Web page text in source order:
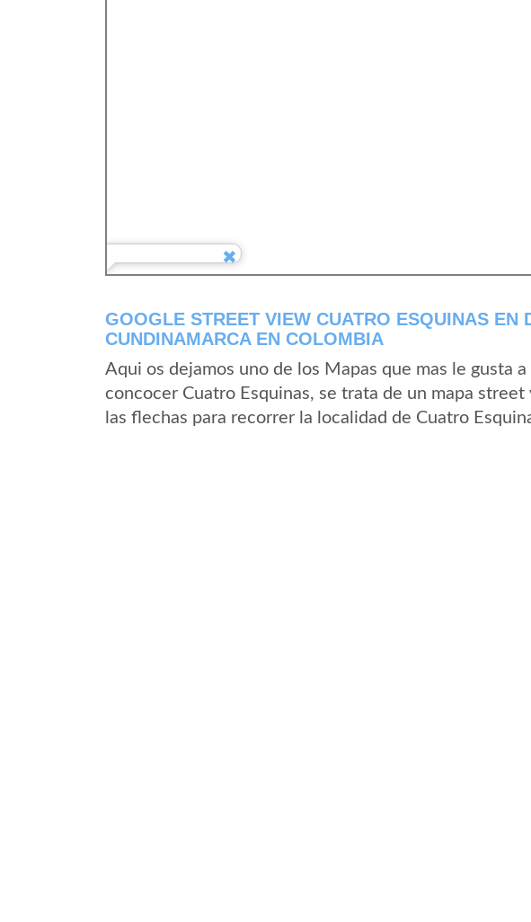
GOOGLE STREET VIEW CUATRO ESQUINAS EN
CUNDINAMARCA EN COLOMBIA
Aqui os dejamos uno de los Mapas que mas le gusta
concocer Cuatro Esquinas, se trata de un mapa
las flechas para recorrer la localidad de Cuatro